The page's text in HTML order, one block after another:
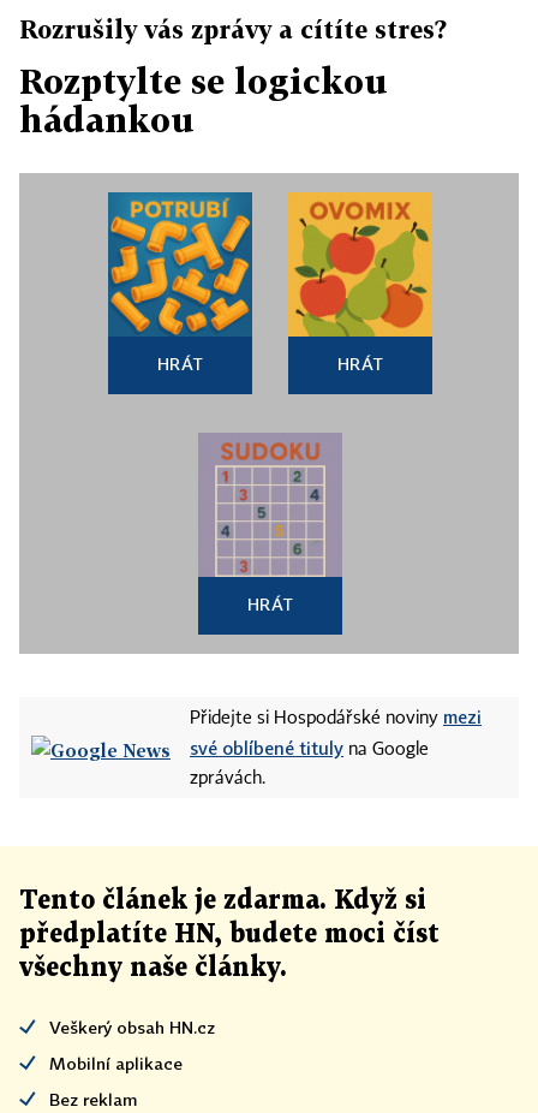
Rozrušily vás zprávy a cítíte stres?
Rozptylte se logickou
hádankou
HRÁT HRÁT
HRÁT
Přidejte si Hospodářské noviny mezi
své oblíbené tituly na Google
zprávách.
Tento článek je zdarma. Když si
předplatíte HN, budete moci číst
všechny naše články.
Veškerý obsah HN.cz
Mobilní aplikace
Bez reklam